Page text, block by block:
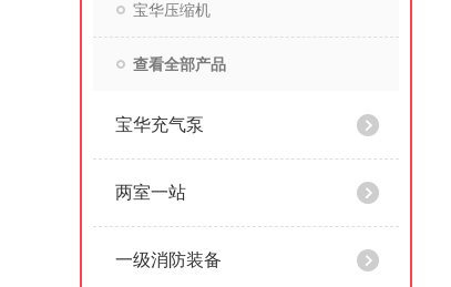
宝华压缩机
查看全部产品
宝华充气泵
两室一站
一级消防装备